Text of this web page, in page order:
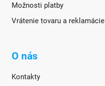
Možnosti platby
Vrátenie tovaru a reklamácie
O nás
Kontakty